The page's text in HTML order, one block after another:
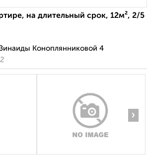
на длительный срок, 12м², 2/5
Коноплянниковой 4
›